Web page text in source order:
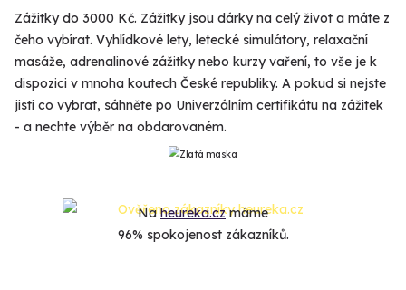
Zážitky do 3000 Kč. Zážitky jsou dárky na celý život a máte z
čeho vybírat. Vyhlídkové lety, letecké simulátory, relaxační
masáže, adrenalinové zážitky nebo kurzy vaření, to vše je k
dispozici v mnoha koutech České republiky. A pokud si nejste
jisti co vybrat, sáhněte po Univerzálním certifikátu na zážitek
- a nechte výběr na obdarovaném.
Naheureka.czmáme
96% spokojenost zákazníků.